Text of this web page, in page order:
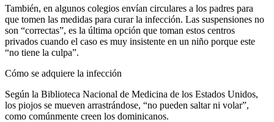
También, en algunos colegios envían circulares a los padres para
que tomen las medidas para curar la infección. Las suspensiones no
son “correctas”, es la última opción que toman estos centros
privados cuando el caso es muy insistente en un niño porque este
“no tiene la culpa”.
Cómo se adquiere la infección
Según la Biblioteca Nacional de Medicina de los Estados Unidos,
los piojos se mueven arrastrándose, “no pueden saltar ni volar”,
como comúnmente creen los dominicanos.